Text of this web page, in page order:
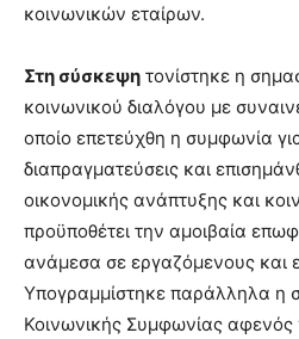
κοινωνικών εταίρων.
Στη σύσκεψη τονίστηκε η
κοινωνικού διαλόγου με
οποίο επετεύχθη η συμφωνία
διαπραγματεύσεις και
οικονομικής ανάπτυξης και
προϋποθέτει την αμοιβαία
ανάμεσα σε εργαζόμενους και
Υπογραμμίστηκε παράλληλα η
Κοινωνικής Συμφωνίας αφενός